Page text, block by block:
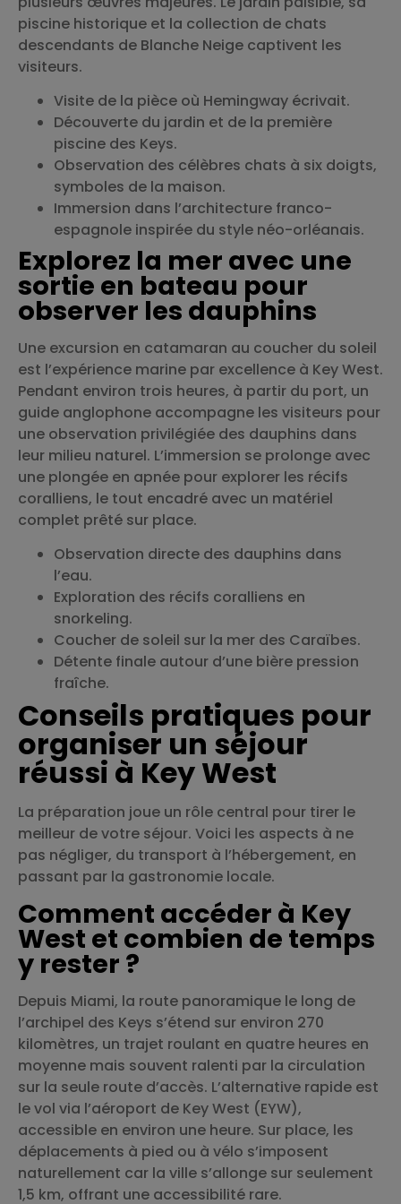
piscine historique et la collection de chats
descendants de Blanche Neige captivent les
visiteurs.
Visite de la pièce où Hemingway écrivait.
Découverte du jardin et de la première
piscine des Keys.
Observation des célèbres chats à six doigts,
symboles de la maison.
Immersion dans l’architecture franco-
espagnole inspirée du style néo-orléanais.
Explorez la mer avec une
sortie en bateau pour
observer les dauphins
Une excursion en catamaran au coucher du soleil
est l’expérience marine par excellence à Key West.
Pendant environ trois heures, à partir du port, un
guide anglophone accompagne les visiteurs pour
une observation privilégiée des dauphins dans
leur milieu naturel. L’immersion se prolonge avec
une plongée en apnée pour explorer les récifs
coralliens, le tout encadré avec un matériel
complet prêté sur place.
Observation directe des dauphins dans
l’eau.
Exploration des récifs coralliens en
snorkeling.
Coucher de soleil sur la mer des Caraïbes.
Détente finale autour d’une bière pression
fraîche.
Conseils pratiques pour
organiser un séjour
réussi à Key West
La préparation joue un rôle central pour tirer le
meilleur de votre séjour. Voici les aspects à ne
pas négliger, du transport à l’hébergement, en
passant par la gastronomie locale.
Comment accéder à Key
West et combien de temps
y rester ?
Depuis Miami, la route panoramique le long de
l’archipel des Keys s’étend sur environ 270
kilomètres, un trajet roulant en quatre heures en
moyenne mais souvent ralenti par la circulation
sur la seule route d’accès. L’alternative rapide est
le vol via l’aéroport de Key West (EYW),
accessible en environ une heure. Sur place, les
déplacements à pied ou à vélo s’imposent
naturellement car la ville s’allonge sur seulement
1,5 km, offrant une accessibilité rare.